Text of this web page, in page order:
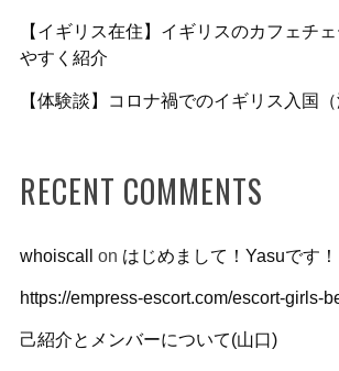
【イギリス在住】イギリスのカフェチ
やすく紹介
【体験談】コロナ禍でのイギリス入国（
RECENT COMMENTS
whoiscall on はじめまして！Yasuです！
https://empress-escort.com/escort-girls-
己紹介とメンバーについて(山口)